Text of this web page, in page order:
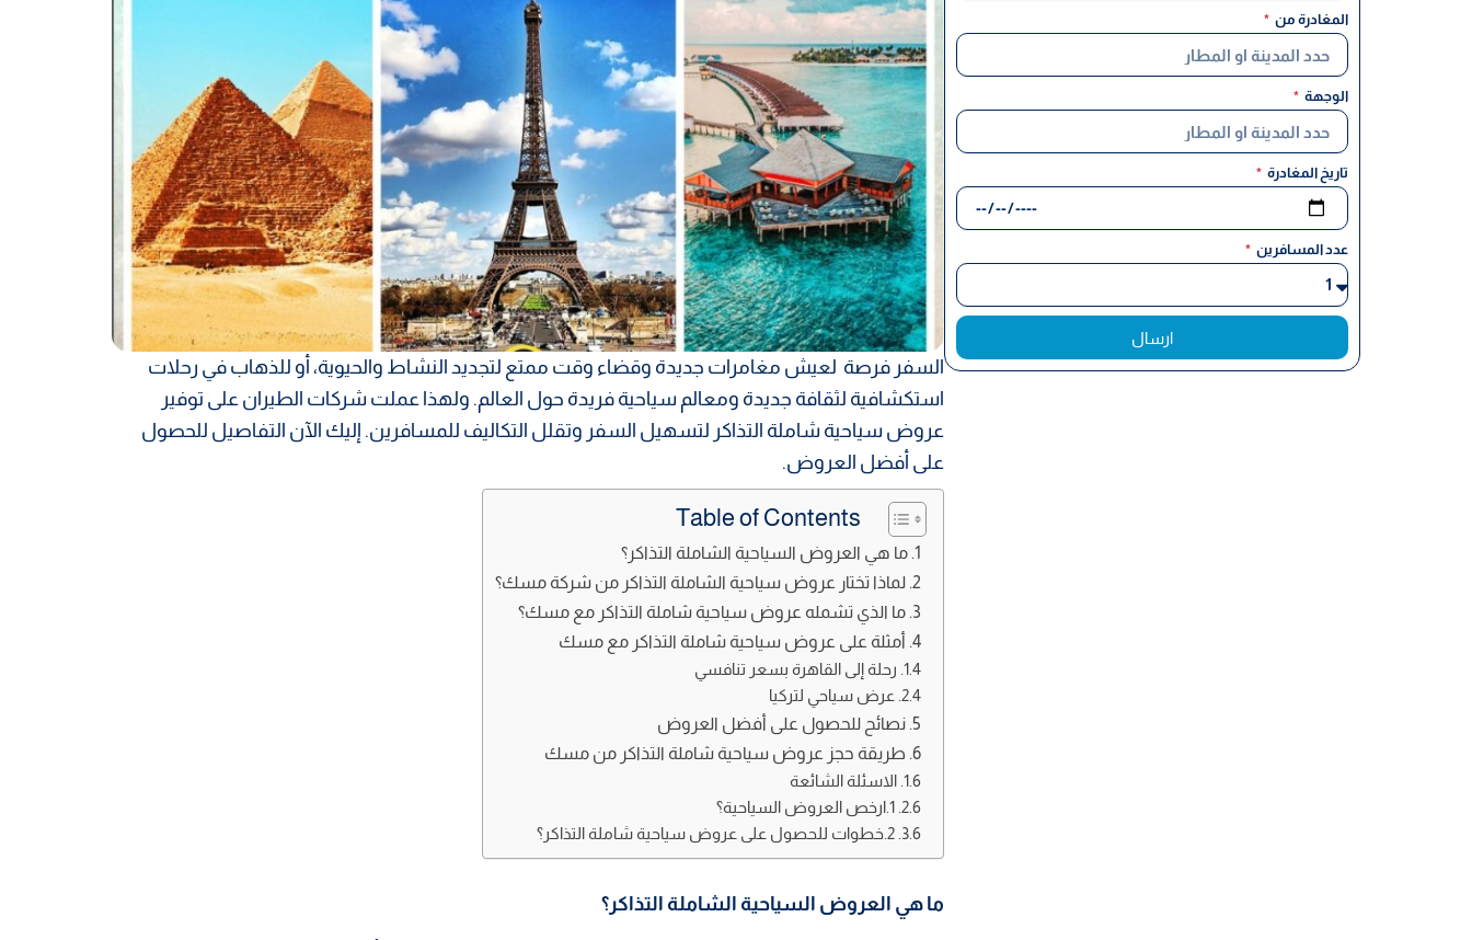
المغادرة من
الوجهة
تاريخ المغادرة
عدد المسافرين
ارسال
السفر فرصة لعيش مغامرات جديدة وقضاء وقت ممتع لتجديد النشاط والحيوية، أو للذهاب في رحلات
استكشافية لثقافة جديدة ومعالم سياحية فريدة حول العالم. ولهذا عملت شركات الطيران على توفير
عروض سياحية شاملة التذاكر لتسهيل السفر وتقلل التكاليف للمسافرين. إليك الآن التفاصيل للحصول
على أفضل العروض.
Table of Contents
ما هي العروض السياحية الشاملة التذاكر؟
لماذا تختار عروض سياحية الشاملة التذاكر من شركة مسك؟
ما الذي تشمله عروض سياحية شاملة التذاكر مع مسك؟
أمثلة على عروض سياحية شاملة التذاكر مع مسك
رحلة إلى القاهرة بسعر تنافسي
عرض سياحي لتركيا
نصائح للحصول على أفضل العروض
طريقة حجز عروض سياحية شاملة التذاكر من مسك
الاسئلة الشائعة
1.ارخص العروض السياحية؟
2.خطوات للحصول على عروض سياحية شاملة التذاكر؟
ما هي العروض السياحية الشاملة التذاكر؟